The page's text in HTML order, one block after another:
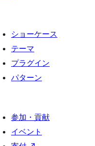
ショーケース
テーマ
プラグイン
パターン
参加・貢献
イベント